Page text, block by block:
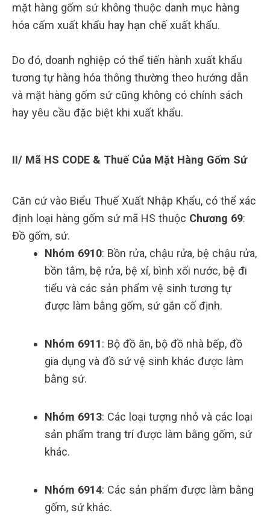
mặt hàng gốm sứ không thuộc danh mục hàng
hóa cấm xuất khẩu hay hạn chế xuất khẩu.
Do đó, doanh nghiệp có thể tiến hành xuất khẩu
tương tự hàng hóa thông thường theo hướng dẫn
và mặt hàng gốm sứ cũng không có chính sách
hay yêu cầu đặc biệt khi xuất khẩu.
II/ Mã HS CODE & Thuế Của Mặt Hàng Gốm Sứ
Căn cứ vào Biểu Thuế Xuất Nhập Khẩu, có thể xác
định loại hàng gốm sứ mã HS thuộc Chương 69:
Đồ gốm, sứ.
Nhóm 6910: Bồn rửa, chậu rửa, bệ chậu rửa,
bồn tắm, bệ rửa, bệ xí, bình xối nước, bệ đi
tiểu và các sản phẩm vệ sinh tương tự
được làm bằng gốm, sứ gắn cố định.
Nhóm 6911: Bộ đồ ăn, bộ đồ nhà bếp, đồ
gia dụng và đồ sứ vệ sinh khác được làm
bằng sứ.
Nhóm 6913: Các loại tượng nhỏ và các loại
sản phẩm trang trí được làm bằng gốm, sứ
khác.
Nhóm 6914: Các sản phẩm được làm bằng
gốm, sứ khác.